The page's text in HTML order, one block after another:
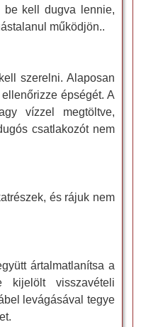
be kell dugva lennie,
működjön..
szerelni. Alaposan
épségét. A
vízzel megtöltve,
csatlakozót nem
és rájuk nem
ártalmatlanítsa a
kijelölt visszavételi
levágásával tegye